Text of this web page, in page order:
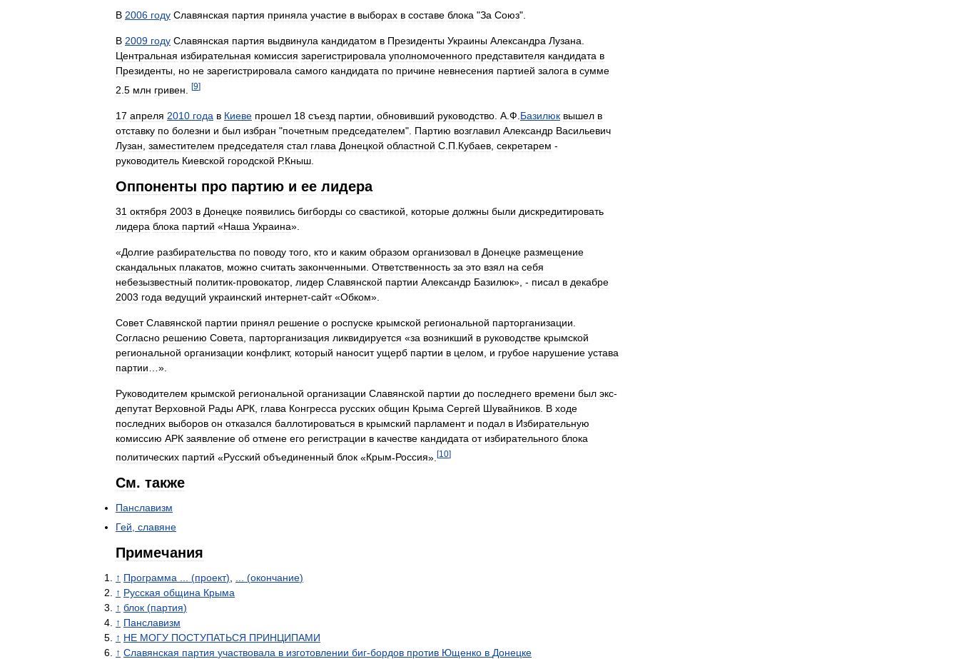
В 2006 году Славянская партия приняла участие в выборах в составе блока "За Союз".
В 2009 году Славянская партия выдвинула кандидатом в Президенты Украины Александра Лузана
Центральная избирательная комиссия зарегистрировала уполномоченного представителя кандидата в
Президенты но не зарегистрировала самого кандидата по причине невнесения партией залога в сумме
2 5 млн гривен [9]
17 апреля 2010 года в Киеве прошел 18 съезд партии обновивший руководство А Ф Базилюк вышел в
отставку по болезни и был избран "почетным председателем". Партию возглавил Александр Васильевич
Лузан заместителем председателя стал глава Донецкой областной С П Кубаев секретарем -
руководитель Киевской городской Р.Кныш
Оппоненты про партию и ее лидера
31 октября 2003 в Донецке появились бигборды со свастикой которые должны были дискредитировать
лидера блока партий «Наша Украина».
«Долгие разбирательства по поводу того кто и каким образом организовал в Донецке размещение
скандальных плакатов можно считать законченными Ответственность за это взял на себя
небезызвестный политик-провокатор лидер Славянской партии Александр Базилюк», - писал в декабре
2003 года ведущий украинский интернет-сайт«Обком».
Совет Славянской партии принял решение о роспуске крымской региональной парторганизации
Согласно решению Совета парторганизация ликвидируется «за возникший в руководстве крымской
региональной организации конфликт, который наносит ущерб партии в целом и грубое нарушение устава
партии …».
Руководителем крымской региональной организации Славянской партии до последнего времени был экс-
депутат Верховной Рады АРК глава Конгресса русских общин Крыма Сергей Шувайников В ходе
последних выборов он отказался баллотироваться в крымский парламент и подал в Избирательную
комиссию АРК заявление об отмене его регистрации в качестве кандидата от избирательного блока
политических партий «Русский объединенный блок «Крым-Россия». [10]
См. также
Панславизм
Гей, славяне
Примечания
↑ Программа ... (проект), ... (окончание)
↑ Русская община Крыма
↑ блок (партия)
↑ Панславизм
↑ НЕ МОГУ ПОСТУПАТЬСЯ ПРИНЦИПАМИ
↑ Славянская партия участвовала в изготовлении биг-бордов против Ющенко в Донецке